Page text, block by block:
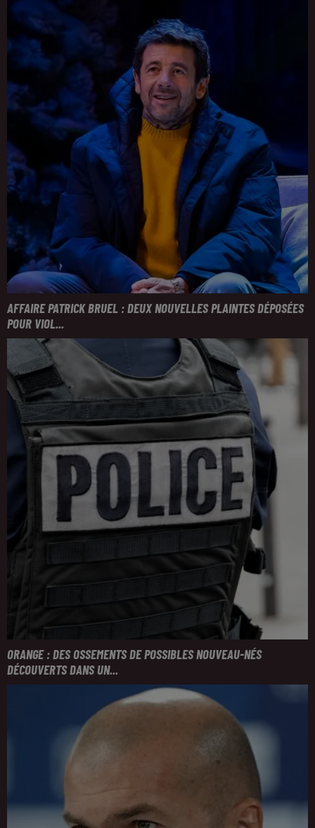
AFFAIRE PATRICK BRUEL : DEUX NOUVELLES PLAINTES DÉPOSÉES
POUR VIOL...
ORANGE : DES OSSEMENTS DE POSSIBLES NOUVEAU-NÉS
DÉCOUVERTS DANS UN...